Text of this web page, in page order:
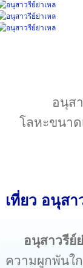
อนุส
โลหะขนา
เที่ยว อนุส
อนุสาวรีย์
ความผูกพันใ